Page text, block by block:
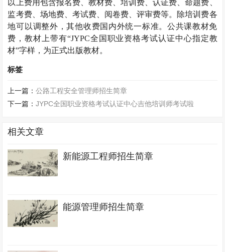
以上费用包含报名费、教材费、培训费、认证费、命题费、
监考费、场地费、考试费、阅卷费、评审费等。除培训费各
地可以调整外，其他收费国内外统一标准。公共课教材免
费，教材上带有“JYPC全国职业资格考试认证中心指定教
材”字样，为正式出版教材。
标签
上一篇：公路工程安全管理师招生简章
下一篇：JYPC全国职业资格考试认证中心吉他培训师考试啦
相关文章
新能源工程师招生简章
能源管理师招生简章